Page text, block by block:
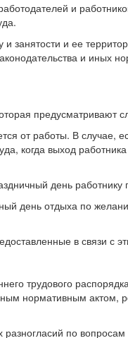
и
и ее
и иных
предусматривают
от работы. В
когда выход
день
день отдыха по
в связи с
трудового
нормативным
по